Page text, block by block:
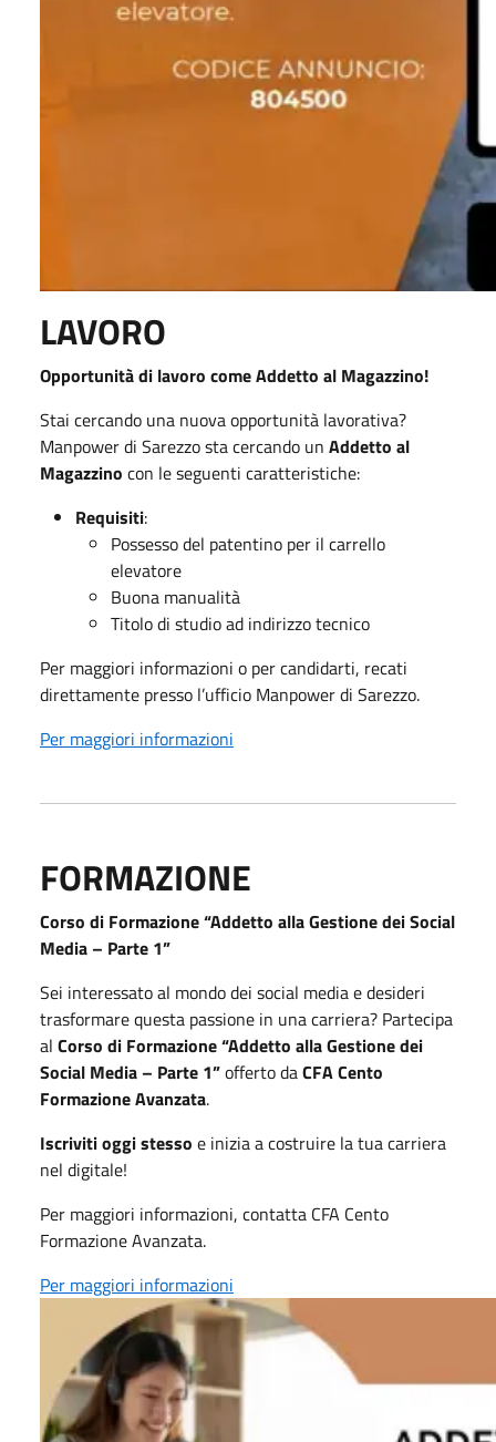
LAVORO
Opportunità di lavoro come Addetto al Magazzino!
Stai cercando una nuova opportunità lavorativa?
Manpower di Sarezzo sta cercando un Addetto al
Magazzino con le seguenti caratteristiche:
Requisiti:
Possesso del patentino per il carrello
elevatore
Buona manualità
Titolo di studio ad indirizzo tecnico
Per maggiori informazioni o per candidarti, recati
direttamente presso l’ufficio Manpower di Sarezzo.
Per maggiori informazioni
FORMAZIONE
Corso di Formazione “Addetto alla Gestione dei Social
Media – Parte 1”
Sei interessato al mondo dei social media e desideri
trasformare questa passione in una carriera? Partecipa
al Corso di Formazione “Addetto alla Gestione dei
Social Media – Parte 1”offerto daCFA Cento
Formazione Avanzata.
Iscriviti oggi stesso e inizia a costruire la tua carriera
nel digitale!
Per maggiori informazioni, contatta CFA Cento
Formazione Avanzata.
Per maggiori informazioni